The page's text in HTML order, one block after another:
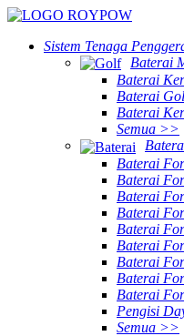
Sistem Tenaga
Baterai
Baterai
Baterai
Baterai
Semua >>
Baterai
Baterai
Baterai
Baterai
Baterai
Baterai
Baterai
Baterai
Baterai
Pengisi
Semua >>